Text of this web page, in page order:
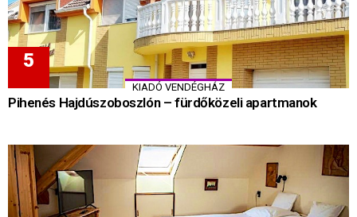
KIADÓ VENDÉGHÁZ
Pihenés Hajdúszoboszlón – fürdőközeli apartmanok